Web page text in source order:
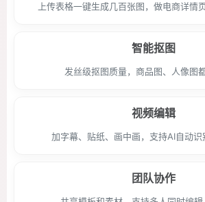
上传表格一键生成几百张图，做电商详情
智能抠图
发丝级抠图质量，商品图、人像图
视频编辑
加字幕、贴纸、画中画，支持AI自动
团队协作